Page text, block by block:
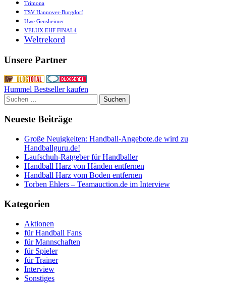
Trimona
TSV Hannover-Burgdorf
Uwe Gensheimer
VELUX EHF FINAL4
Weltrekord
Unsere Partner
Hummel Bestseller kaufen
Suchen
nach:
Neueste Beiträge
Große Neuigkeiten: Handball-Angebote.de wird zu
Handballguru.de!
Laufschuh-Ratgeber für Handballer
Handball Harz von Händen entfernen
Handball Harz vom Boden entfernen
Torben Ehlers – Teamauction.de im Interview
Kategorien
Aktionen
für Handball Fans
für Mannschaften
für Spieler
für Trainer
Interview
Sonstiges